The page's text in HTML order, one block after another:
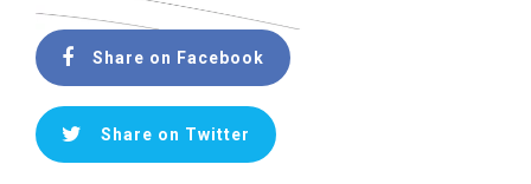
Share on Facebook
Share on Twitter